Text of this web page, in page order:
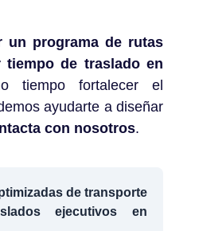
un programa de rutas
tiempo de traslado en
tiempo fortalecer el
ayudarte a diseñar
con nosotros.
de transporte
ejecutivos en